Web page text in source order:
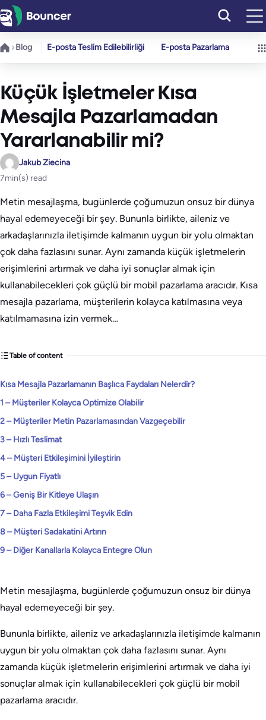
İçeriğe
geç
Blog E-posta Teslim Edilebilirliği E-posta Pazarlama
Küçük İşletmeler Kısa
Mesajla Pazarlamadan
Yararlanabilir mi?
Jakub Ziecina
7min(s) read
Metin mesajlaşma, bugünlerde çoğumuzun onsuz bir dünya
hayal edemeyeceği bir şey. Bununla birlikte, aileniz ve
arkadaşlarınızla iletişimde kalmanın uygun bir yolu olmaktan
çok daha fazlasını sunar. Aynı zamanda küçük işletmelerin
erişimlerini artırmak ve daha iyi sonuçlar almak için
kullanabilecekleri çok güçlü bir mobil pazarlama aracıdır. Kısa
mesajla pazarlama, müşterilerin kolayca katılmasına veya
katılmamasına izin vermek…
Table of content
Kısa Mesajla Pazarlamanın Başlıca Faydaları Nelerdir?
1 – Müşteriler Kolayca Optimize Olabilir
2 – Müşteriler Metin Pazarlamasından Vazgeçebilir
3 – Hızlı Teslimat
4 – Müşteri Etkileşimini İyileştirin
5 – Uygun Fiyatlı
6 – Geniş Bir Kitleye Ulaşın
7 – Daha Fazla Etkileşimi Teşvik Edin
8 – Müşteri Sadakatini Artırın
9 – Diğer Kanallarla Kolayca Entegre Olun
Metin mesajlaşma, bugünlerde çoğumuzun onsuz bir dünya
hayal edemeyeceği bir şey.
Bununla birlikte, aileniz ve arkadaşlarınızla iletişimde kalmanın
uygun bir yolu olmaktan çok daha fazlasını sunar. Aynı
zamanda küçük işletmelerin erişimlerini artırmak ve daha iyi
sonuçlar almak için kullanabilecekleri çok güçlü bir mobil
pazarlama aracıdır.